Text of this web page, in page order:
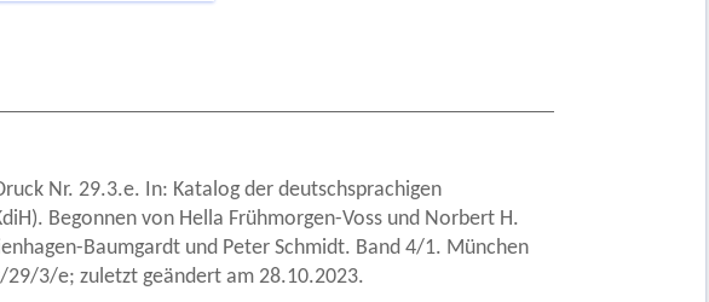
Nr. 29.3.e. In: Katalog der deutschsprachigen
Begonnen von Hella Frühmorgen-Voss und Norbert H.
Baumgardt und Peter Schmidt. Band 4/1. München
3/e; zuletzt geändert am 28.10.2023.